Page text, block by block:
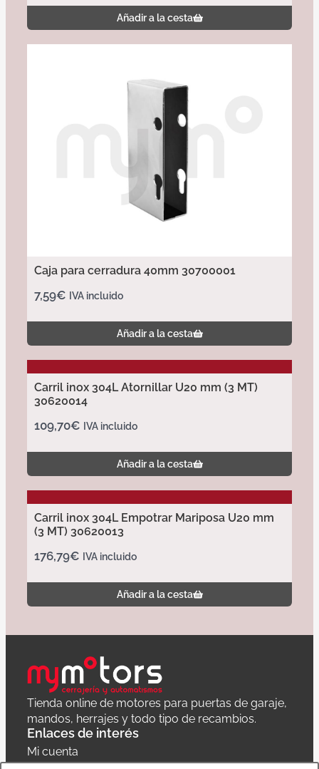
Añadir a la cesta
Caja para cerradura 40mm 30700001
7,59€ IVA incluido
Añadir a la cesta
Carril inox 304L Atornillar U20 mm (3 MT)
30620014
109,70€ IVA incluido
Añadir a la cesta
Carril inox 304L Empotrar Mariposa U20 mm
(3 MT) 30620013
176,79€ IVA incluido
Añadir a la cesta
Tienda online de motores para puertas de garaje,
mandos, herrajes y todo tipo de recambios.
Enlaces de interés
Mi cuenta